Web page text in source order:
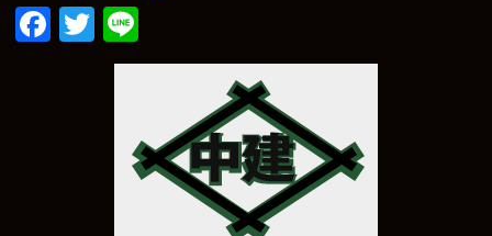
Facebook
Twitter